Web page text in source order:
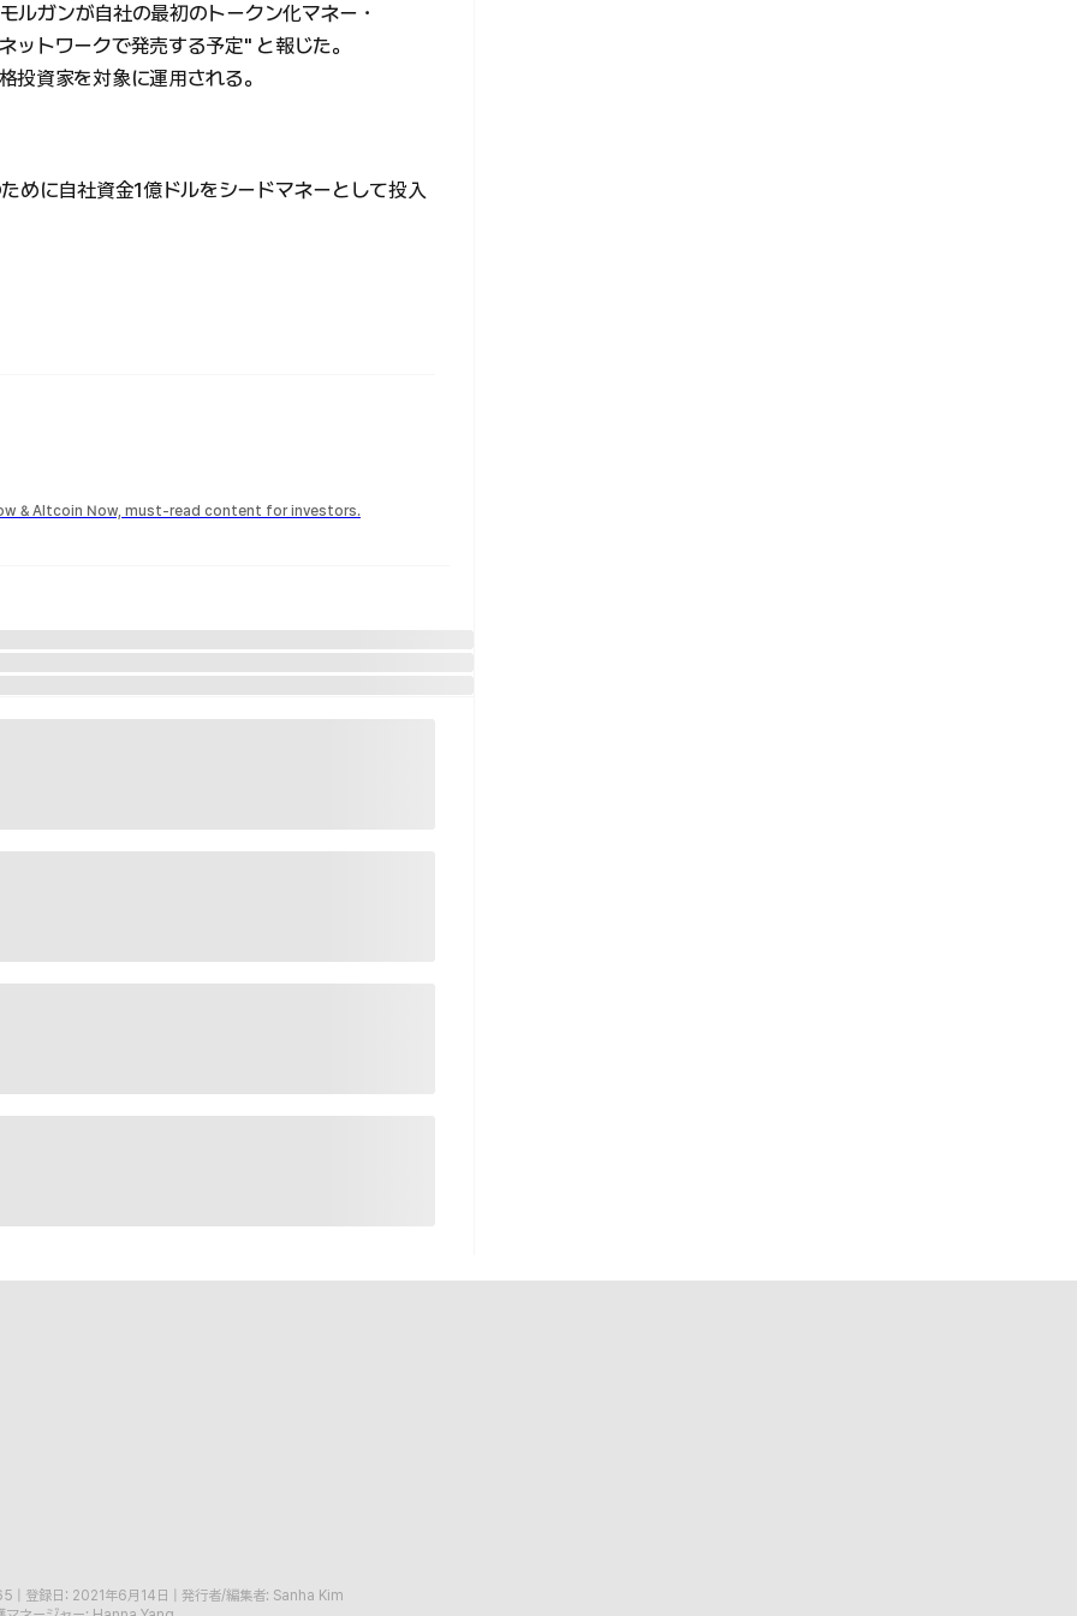
ルガンが自社の最初のトークン化マネー・
ットワークで発売する予定" と報じた。
投資家を対象に運用される。
めに自社資金1億ドルをシードマネーとして投入
& Altcoin Now, must-read content for investors.
登録日: 2021年6月14日
発行者/編集者: Sanha Kim